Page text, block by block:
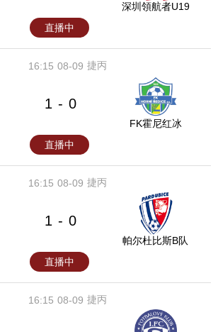
深圳領航者U19
直播中
08-09
16:15 捷丙
1 - 0
FK霍尼红冰
直播中
08-09
16:15 捷丙
1 - 0
帕尔杜比斯B队
直播中
08-09
16:15 捷丙